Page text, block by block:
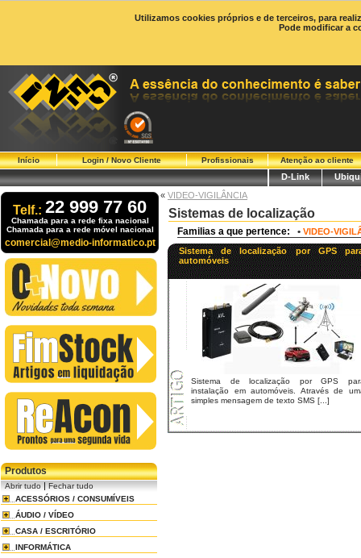
Utilizamos cookies próprios e de terceiros, para
Pode modificar a
Início Login / Novo Cliente Profissionais Atenção ao cliente
D-Link
Telf.: 22 999 77 60
Chamada para a rede fixa nacional
Chamada para a rede móvel nacional
comercial@medio-informatico.pt
Produtos
Abrir tudo|Fechar tudo
ACESSÓRIOS / CONSUMÍVEIS
ÁUDIO / VÍDEO
CASA / ESCRITÓRIO
INFORMÁTICA
« VIDEO-VIGILÂNCIA
Sistemas de localização
Familias a que pertence: • VIDEO-
Sistema de localização por GPS
automóveis
Sistema de localização por GPS
instalação em automóveis. Através de
simples mensagem de texto SMS [...]